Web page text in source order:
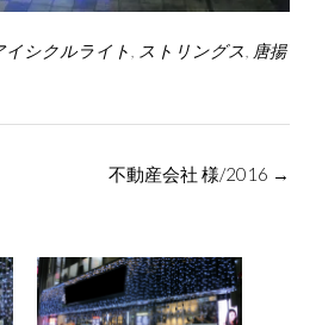
イシクルライト ストリングス 唐揚
不動産会社 様/2016 →